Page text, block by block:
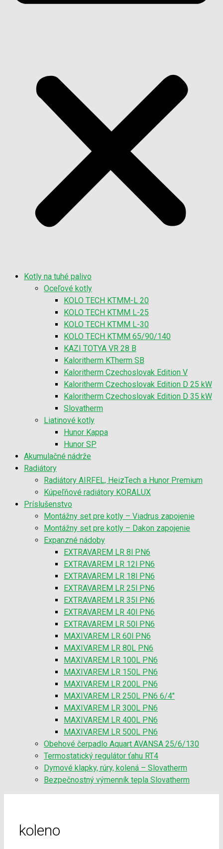
Kotly na tuhé palivo
Oceľové kotly
KOLO TECH KTMM-L 20
KOLO TECH KTMM L-25
KOLO TECH KTMM L-30
KOLO TECH KTMM 65/90/140
KAZI TOTYA VR 28 B
Kaloritherm KTherm SB
Kaloritherm Czechoslovak Edition V
Kaloritherm Czechoslovak Edition D 25 kW
Kaloritherm Czechoslovak Edition D 35 kW
Slovatherm
Liatinové kotly
Hunor Kappa
Hunor SP
Akumulačné nádrže
Radiátory
Radiátory AIRFEL, HeizTech a Hunor Premium
Kúpeľňové radiátory KORALUX
Príslušenstvo
Montážny set pre kotly – Viadrus zapojenie
Montážny set pre kotly – Dakon zapojenie
Expanzné nádoby
EXTRAVAREM LR 8l PN6
EXTRAVAREM LR 12l PN6
EXTRAVAREM LR 18l PN6
EXTRAVAREM LR 25l PN6
EXTRAVAREM LR 35l PN6
EXTRAVAREM LR 40l PN6
EXTRAVAREM LR 50l PN6
MAXIVAREM LR 60l PN6
MAXIVAREM LR 80L PN6
MAXIVAREM LR 100L PN6
MAXIVAREM LR 150L PN6
MAXIVAREM LR 200L PN6
MAXIVAREM LR 250L PN6 6/4″
MAXIVAREM LR 300L PN6
MAXIVAREM LR 400L PN6
MAXIVAREM LR 500L PN6
Obehové čerpadlo Aquart AVANSA 25/6/130
Termostatický regulátor ťahu RT4
Dymové klapky, rúry, kolená – Slovatherm
Bezpečnostný výmenník tepla Slovatherm
koleno